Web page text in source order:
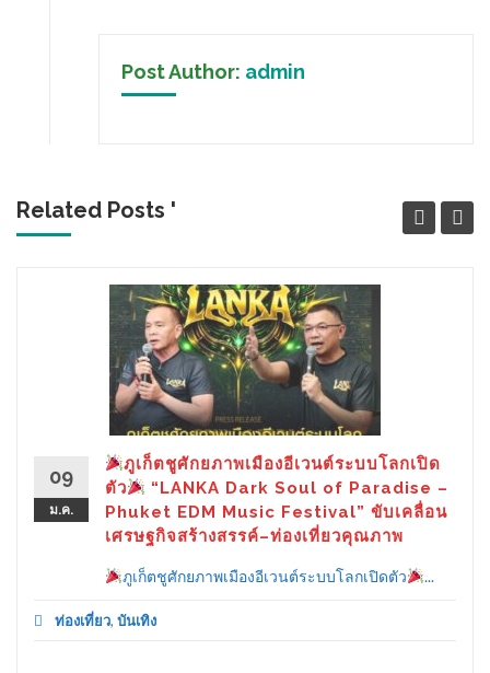
Post Author: admin
Related Posts '
09
ม.ค.
ภูเก็ตชูศักยภาพเมืองอีเวนต์ระบบโลกเปิด
ตัว
“LANKA Dark Soul of Paradise –
Phuket EDM Music Festival” ขับเคลื่อน
เศรษฐกิจสร้างสรรค์–ท่องเที่ยวคุณภาพ
ภูเก็ตชูศักยภาพเมืองอีเวนต์ระบบโลกเปิดตัว ...
ท่องเที่ยว, บันเทิง